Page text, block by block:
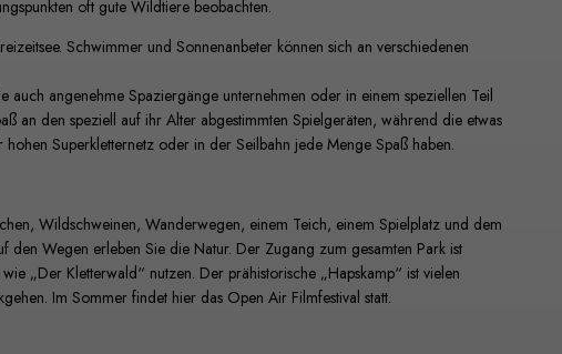
oft gute Wildtiere beobachten.
Schwimmer und Sonnenanbeter können sich an verschiedenen
auch angenehme Spaziergänge unternehmen oder in einem speziellen Teil
an den speziell auf ihr Alter abgestimmten Spielgeräten, während die etwas
Superkletternetz oder in der Seilbahn jede Menge Spaß haben.
Wildschweinen, Wanderwegen, einem Teich, einem Spielplatz und dem
den Wegen erleben Sie die Natur. Der Zugang zum gesamten Park ist
„Der Kletterwald“ nutzen. Der prähistorische „Hapskamp“ ist vielen
Im Sommer findet hier das Open Air Filmfestival statt.